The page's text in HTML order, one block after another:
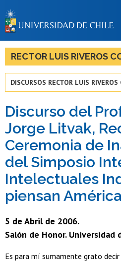
LA
RECTOR LUIS RIVEROS
DISCURSOS RECTOR LUIS RIVEROS
Discurso del
Jorge Litvak,
Ceremonia de
del Simposio
Intelectuales
piensan
5 de Abril de 2006.
Salón de Honor. Universidad
Es para mí sumamente grato